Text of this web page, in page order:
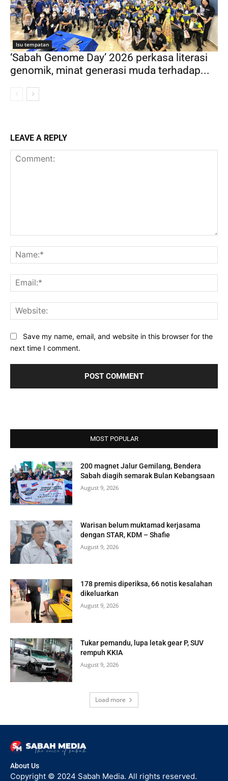
Isu tempatan
‘Sabah Genome Day’ 2026 perkasa literasi
genomik, minat generasi muda terhadap...
LEAVE A REPLY
Save my name, email, and website in this browser for the
next time I comment.
MOST POPULAR
200 magnet Jalur Gemilang, Bendera
Sabah diagih semarak Bulan Kebangsaan
August 9, 2026
Warisan belum muktamad kerjasama
dengan STAR, KDM – Shafie
August 9, 2026
178 premis diperiksa, 66 notis kesalahan
dikeluarkan
August 9, 2026
Tukar pemandu, lupa letak gear P, SUV
rempuh KKIA
August 9, 2026
Load more
About Us
Copyright © 2024 Sabah Media. All rights reserved.